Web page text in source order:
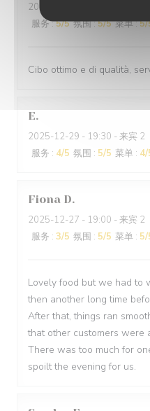
2025-12-31
服务:5/5 氛围:5/5 菜单:5/
Cibo ottimo e di qualità,
E
2025-12-29 - 19:30 - 来宾 2
服务 : 4/5 氛围 : 5/5 菜单 : 4/
Fiona D
2025-12-27 - 19:00 - 来宾 2
服务 : 3/5 氛围 : 5/5 菜单 : 5/
Lovely food but we had to
then another long time
After that, things ran
that other customers were
There was too much for
spoilt the evening for us.